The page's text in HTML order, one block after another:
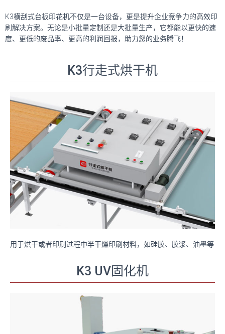
K3横刮式台板印花机不仅是一台设备，更是提升企业竞争力的高效印
刷解决方案。无论是小批量定制还是大批量生产，它都能以更快的速
度、更低的废品率、更高的利润回报，助力您的业务腾飞！
K3行走式烘干机
用于烘干或者印刷过程中半干燥印刷材料，如硅胶、胶浆、油墨等
K3 UV固化机